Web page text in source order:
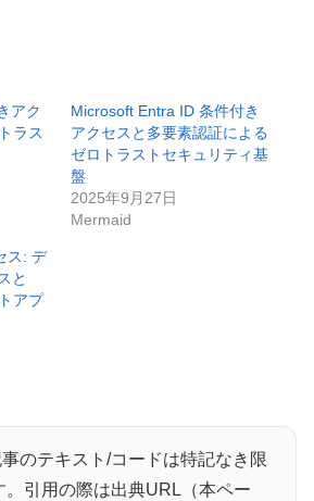
アク
ラス
Microsoft Entra ID 条件付き
アクセスと多要素認証による
ゼロトラストセキュリティ基
盤
2025年9月27日
Mermaid
ス: デ
と
アプ
事のテキスト/コードは特記なき限
。引用の際は出典URL（本ペー